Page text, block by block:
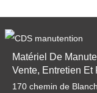
Matériel De
Vente, Entretien Et
170 chemin de